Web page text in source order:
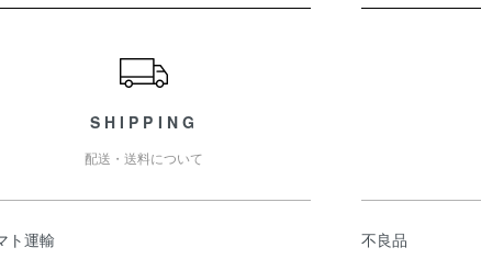
SHIPPING
配送・送料について
ト運輸
不良品